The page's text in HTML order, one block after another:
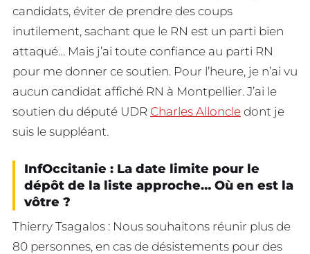
candidats, éviter de prendre des coups
inutilement, sachant que le RN est un parti bien
attaqué… Mais j’ai toute confiance au parti RN
pour me donner ce soutien. Pour l’heure, je n’ai vu
aucun candidat affiché RN à Montpellier. J’ai le
soutien du député UDR Charles Alloncle dont je
suis le suppléant.
InfOccitanie : La date limite pour le
dépôt de la liste approche… Où en est la
vôtre ?
Thierry Tsagalos : Nous souhaitons réunir plus de
80 personnes, en cas de désistements pour des